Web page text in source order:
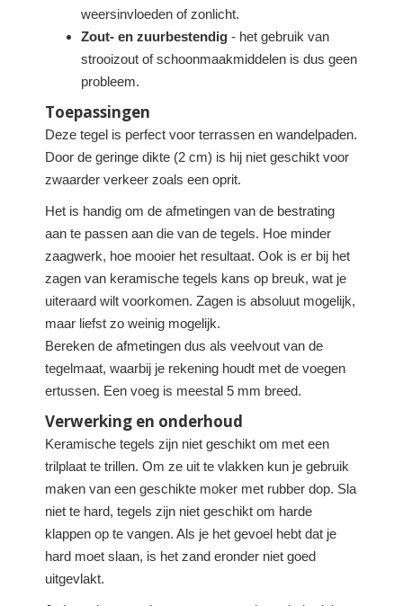
weersinvloeden of zonlicht.
Zout- en zuurbestendig - het gebruik van
strooizout of schoonmaakmiddelen is dus geen
probleem.
Toepassingen
Deze tegel is perfect voor terrassen en wandelpaden.
Door de geringe dikte (2 cm) is hij niet geschikt voor
zwaarder verkeer zoals een oprit.
Het is handig om de afmetingen van de bestrating
aan te passen aan die van de tegels. Hoe minder
zaagwerk, hoe mooier het resultaat. Ook is er bij het
zagen van keramische tegels kans op breuk, wat je
uiteraard wilt voorkomen. Zagen is absoluut mogelijk,
maar liefst zo weinig mogelijk.
Bereken de afmetingen dus als veelvout van de
tegelmaat, waarbij je rekening houdt met de voegen
ertussen. Een voeg is meestal 5 mm breed.
Verwerking en onderhoud
Keramische tegels zijn niet geschikt om met een
trilplaat te trillen. Om ze uit te vlakken kun je gebruik
maken van een geschikte moker met rubber dop. Sla
niet te hard, tegels zijn niet geschikt om harde
klappen op te vangen. Als je het gevoel hebt dat je
hard moet slaan, is het zand eronder niet goed
uitgevlakt.